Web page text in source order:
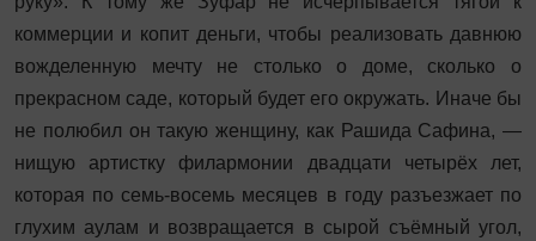
коммерции и копит деньги, чтобы реализовать давнюю
вожделенную мечту не столько о доме, сколько о
прекрасном саде, который будет его окружать. Иначе бы
не полюбил он такую женщину, как Рашида Сафина, —
нищую артистку филармонии двадцати четырёх лет,
которая по семь-восемь месяцев в году разъезжает по
глухим аулам и возвращается в сырой съёмный угол,